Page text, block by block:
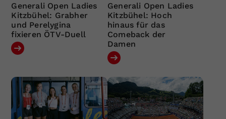
Generali Open Ladies
Kitzbühel: Grabher
und Perelygina
fixieren ÖTV-Duell
Generali Open Ladies
Kitzbühel: Hoch
hinaus für das
Comeback der
Damen